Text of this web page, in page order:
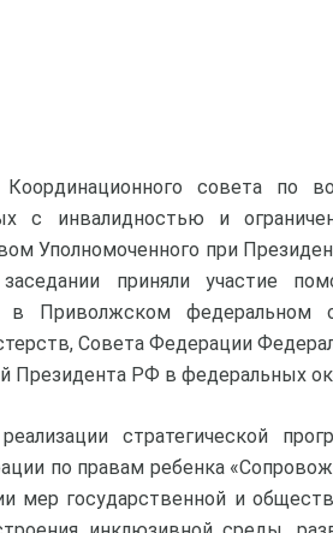
совета по
с инвалидностью и
Уполномоченного при
приняли участие
в Приволжском федеральном
Совета Федерации
Президента РФ в федеральных
стратегической
по правам ребенка
мер государственной и